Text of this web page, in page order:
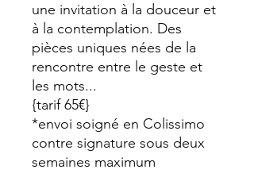
une invitation à la douceur et
à la contemplation. Des
pièces uniques nées de la
rencontre entre le geste et
les mots...
{tarif 65€}
*envoi soigné en Colissimo
contre signature sous deux
semaines maximum